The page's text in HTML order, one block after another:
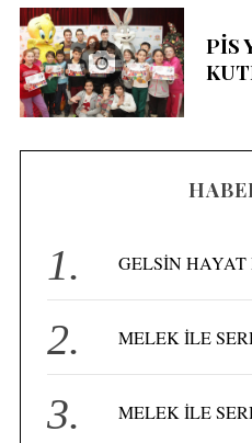
PİS
GELSİN
MELEK İLE
MELEK İLE